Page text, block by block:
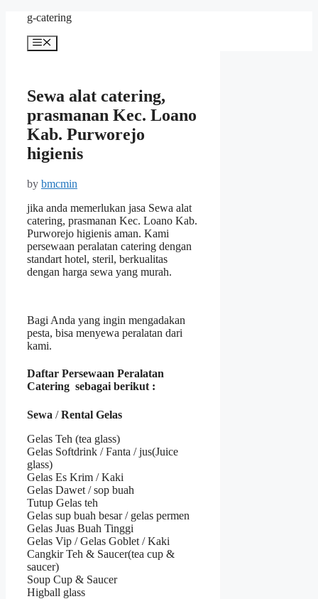
content
g-catering
Menu
Sewa alat catering,
prasmanan Kec. Loano
Kab. Purworejo
higienis
by bmcmin
jika anda memerlukan jasa Sewa alat
catering, prasmanan Kec. Loano Kab.
Purworejo higienis aman. Kami
persewaan peralatan catering dengan
standart hotel, steril, berkualitas
dengan harga sewa yang murah.
Bagi Anda yang ingin mengadakan
pesta, bisa menyewa peralatan dari
kami.
Daftar Persewaan Peralatan
Catering sebagai berikut :
Sewa /Rental Gelas
Gelas Teh (tea glass)
Gelas Softdrink / Fanta / jus(Juice
glass)
Gelas Es Krim / Kaki
Gelas Dawet / sop buah
Tutup Gelas teh
Gelas sup buah besar / gelas permen
Gelas Juas Buah Tinggi
Gelas Vip / Gelas Goblet / Kaki
Cangkir Teh & Saucer(tea cup &
saucer)
Soup Cup & Saucer
Higball glass